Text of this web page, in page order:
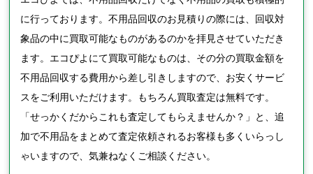
に行っております。不用品回収のお見積りの際には、回収対
象品の中に買取可能なものがあるのかを拝見させていただき
ます。エコぴよにて買取可能なものは、その分の買取金額を
不用品回収する費用から差し引きしますので、お安くサービ
スをご利用いただけます。もちろん買取査定は無料です。
「せっかくだからこれも査定してもらえませんか？」と、追
加で不用品をまとめて査定依頼されるお客様も多くいらっし
ゃいますので、気兼ねなくご相談ください。